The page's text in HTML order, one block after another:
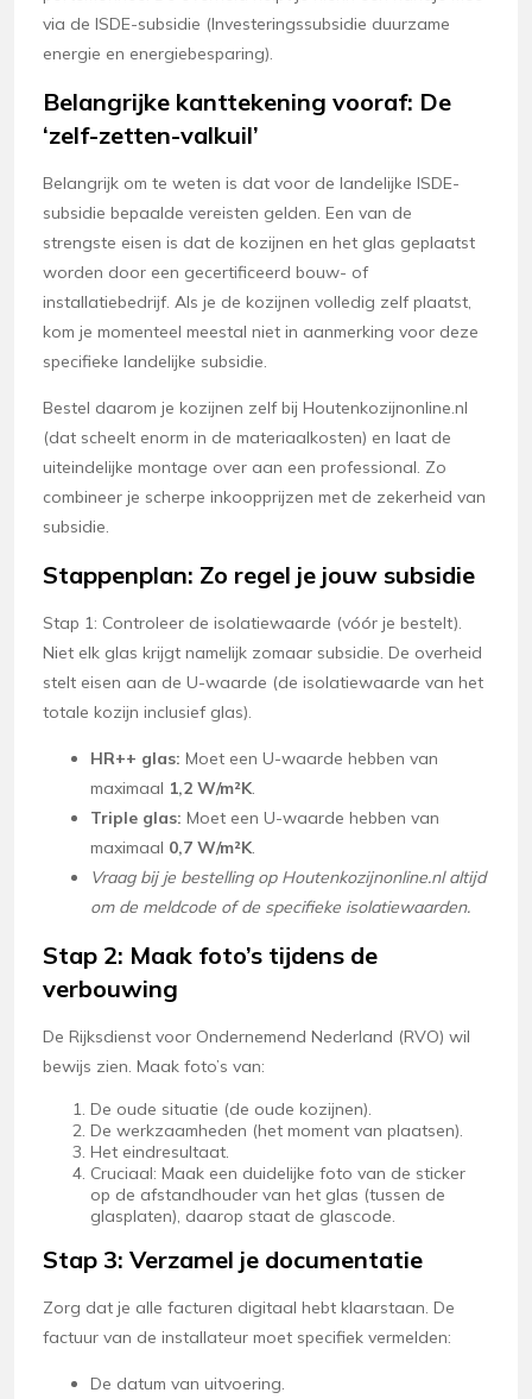
via de ISDE-subsidie (Investeringssubsidie duurzame
energie en energiebesparing).
Belangrijke kanttekening vooraf: De
‘zelf-zetten-valkuil’
Belangrijk om te weten is dat voor de landelijke ISDE-
subsidie bepaalde vereisten gelden. Een van de
strengste eisen is dat de kozijnen en het glas geplaatst
worden door een gecertificeerd bouw- of
installatiebedrijf. Als je de kozijnen volledig zelf plaatst,
kom je momenteel meestal niet in aanmerking voor deze
specifieke landelijke subsidie.
Bestel daarom je kozijnen zelf bij Houtenkozijnonline.nl
(dat scheelt enorm in de materiaalkosten) en laat de
uiteindelijke montage over aan een professional. Zo
combineer je scherpe inkoopprijzen met de zekerheid van
subsidie.
Stappenplan: Zo regel je jouw subsidie
Stap 1: Controleer de isolatiewaarde (vóór je bestelt).
Niet elk glas krijgt namelijk zomaar subsidie. De overheid
stelt eisen aan de U-waarde (de isolatiewaarde van het
totale kozijn inclusief glas).
HR++ glas: Moet een U-waarde hebben van
maximaal 1,2 W/m²K.
Triple glas: Moet een U-waarde hebben van
maximaal 0,7 W/m²K.
Vraag bij je bestelling op Houtenkozijnonline.nl altijd
om de meldcode of de specifieke isolatiewaarden.
Stap 2: Maak foto’s tijdens de
verbouwing
De Rijksdienst voor Ondernemend Nederland (RVO) wil
bewijs zien. Maak foto’s van:
De oude situatie (de oude kozijnen).
De werkzaamheden (het moment van plaatsen).
Het eindresultaat.
Cruciaal: Maak een duidelijke foto van de sticker
op de afstandhouder van het glas (tussen de
glasplaten), daarop staat de glascode.
Stap 3: Verzamel je documentatie
Zorg dat je alle facturen digitaal hebt klaarstaan. De
factuur van de installateur moet specifiek vermelden:
De datum van uitvoering.